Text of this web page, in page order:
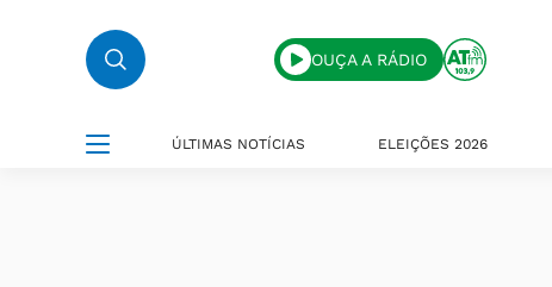
OUÇA A RÁDIO
ÚLTIMAS NOTÍCIAS ELEIÇÕES 2026